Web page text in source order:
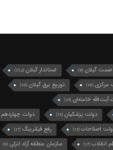
صمت گیلان (9) استاندار گیلان (124)
مرکزی (19) توزیع برق گیلان (10)
خامنه‌ای (15)
دولت پزشکیان (15) دولت چهاردهم
اصلاحات(13) رفع فیلترینگ (17)
انقلاب(17) سازمان منطقه آزاد انزلی (9)